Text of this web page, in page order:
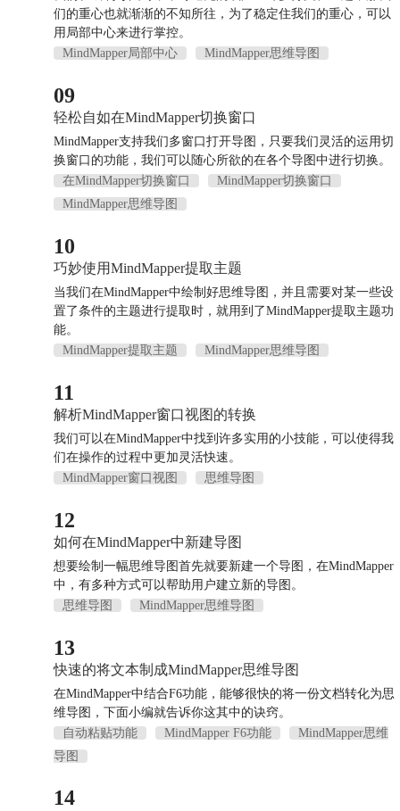
们的重心也就渐渐的不知所往，为了稳定住我们的重心，可以
用局部中心来进行掌控。
MindMapper局部中心
MindMapper思维导图
09
轻松自如在MindMapper切换窗口
MindMapper支持我们多窗口打开导图，只要我们灵活的运用切
换窗口的功能，我们可以随心所欲的在各个导图中进行切换。
在MindMapper切换窗口
MindMapper切换窗口
MindMapper思维导图
10
巧妙使用MindMapper提取主题
当我们在MindMapper中绘制好思维导图，并且需要对某一些设
置了条件的主题进行提取时，就用到了MindMapper提取主题功
能。
MindMapper提取主题
MindMapper思维导图
11
解析MindMapper窗口视图的转换
我们可以在MindMapper中找到许多实用的小技能，可以使得我
们在操作的过程中更加灵活快速。
MindMapper窗口视图
思维导图
12
如何在MindMapper中新建导图
想要绘制一幅思维导图首先就要新建一个导图，在MindMapper
中，有多种方式可以帮助用户建立新的导图。
思维导图
MindMapper思维导图
13
快速的将文本制成MindMapper思维导图
在MindMapper中结合F6功能，能够很快的将一份文档转化为思
维导图，下面小编就告诉你这其中的诀窍。
自动粘贴功能
MindMapper F6功能
MindMapper思维
导图
14